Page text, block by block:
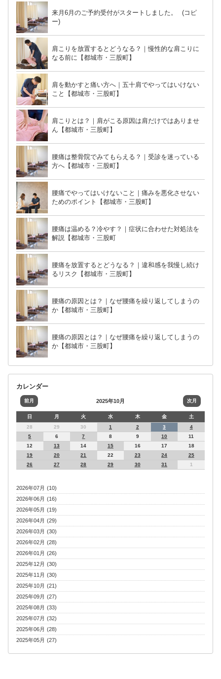
来月6月のご予約受付がスタートしました。 (コピ
ー)
肩こりを放置するとどうなる？｜慢性的な肩こりに
なる前に【都城市・三股町】
肩を動かすと痛い方へ｜五十肩でやってはいけない
こと【都城市・三股町】
肩こりとは？｜肩がこる原因は肩だけではありませ
ん【都城市・三股町】
腰痛は整骨院でみてもらえる？｜受診を迷っている
方へ【都城市・三股町】
腰痛でやってはいけないこと｜痛みを悪化させない
ためのポイント【都城市・三股町】
腰痛は温める？冷やす？｜症状に合わせた対処法を
解説【都城市・三股町
腰痛を放置するとどうなる？｜違和感を我慢し続け
るリスク【都城市・三股町】
腰痛の原因とは？｜なぜ腰痛を繰り返してしまうの
か【都城市・三股町】
腰痛の原因とは？｜なぜ腰痛を繰り返してしまうの
か【都城市・三股町】
カレンダー
前月 2025年10月 次月
日 月 火 水 木 金
土
28
29 30 1 2 3
4
5
6 7 8 9 10
11
12
13 14 15 16 17
18
19
20 21 22 23 24
25
26
27 28 29 30 31 1
2026年07月 (10)
2026年06月 (16)
2026年05月 (19)
2026年04月 (29)
2026年03月 (30)
2026年02月 (28)
2026年01月 (26)
2025年12月 (30)
2025年11月 (30)
2025年10月 (21)
2025年09月 (27)
2025年08月 (33)
2025年07月 (32)
2025年06月 (28)
2025年05月 (27)